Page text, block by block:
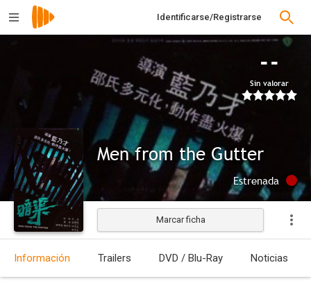
Identificarse/Registrarse
--
Sin valorar
Men from the Gutter
Estrenada
Marcar ficha
Información Trailers DVD / Blu-Ray Noticias